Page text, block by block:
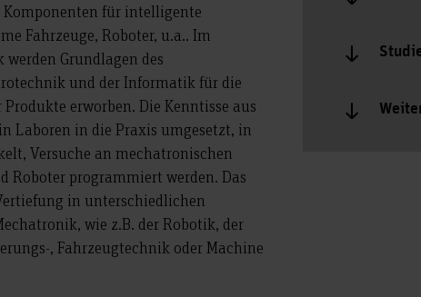
für intelligente
Fahrzeuge, Roboter, u.a.. Im
Grundlagen des
und der Informatik für die
erworben. Die Kenntisse aus
Laboren in die Praxis umgesetzt, in
Versuche an mechatronischen
Roboter programmiert werden. Das
in unterschiedlichen
wie z.B. der Robotik, der
, Fahrzeugtechnik oder Machine